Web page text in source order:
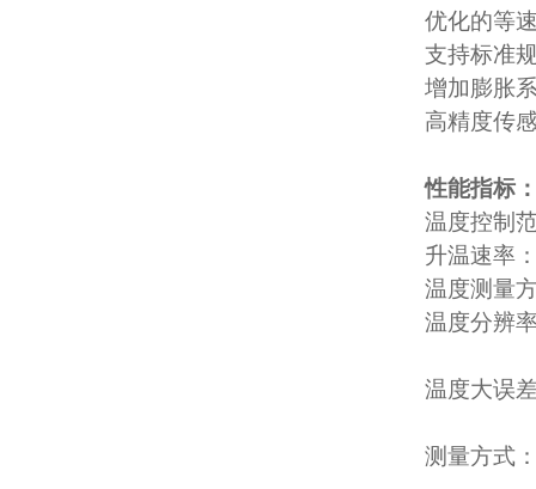
优化的等
支持标准
增加膨胀
高精度传
性能指标
温度控制
升温速率
温度测量
温度分辨
温度大误
测量方式